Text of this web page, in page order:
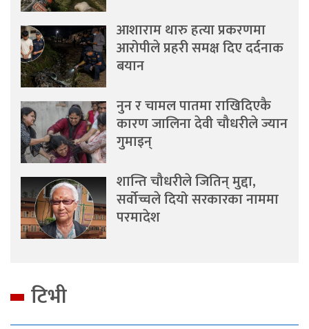
आशाराम थारु हत्या प्रकरणमा
आरोपीले प्रहरी समक्ष दिए दर्दनाक
बयान
नुन र चामल पातमा राखिदिएकै
कारण जालिना देवी चौधरीले ज्यान
गुमाइन्
शान्ति चौधरीले जितिन् मुद्दा,
सर्वोच्चले दियो सरकारका नाममा
परमादेश
टिभी